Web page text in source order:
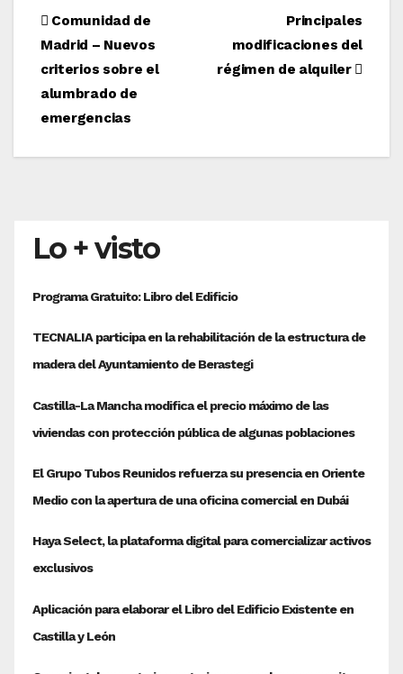
Navegación
de
entradas
Principales
modificaciones del
régimen de alquiler
Comunidad de
Madrid – Nuevos
criterios sobre el
alumbrado de
emergencias
Lo + visto